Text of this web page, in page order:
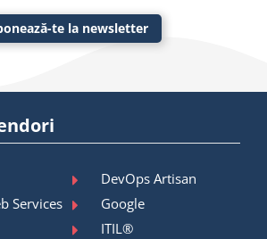
te la newsletter
DevOps Artisan
Services
Google
ITIL®